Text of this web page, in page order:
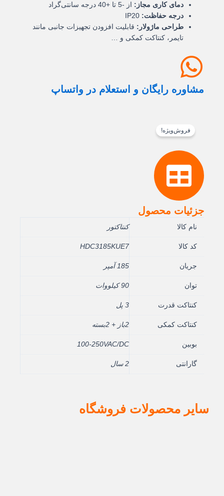
دمای کاری مجاز: از -5 تا +40 درجه سانتی‌گراد
درجه حفاظت: IP20
طراحی ماژولار: قابلیت افزودن تجهیزات جانبی مانند
تایمر، کنتاکت کمکی و …
مشاوره رایگان و استعلام در واتساپ
فروش‌ویژه!
جزئیات محصول
نام کالا کنتاکتور
کد کالا HDC3185KUE7
جریان 185 آمپر
توان 90 کیلووات
کنتاکت قدرت 3 پل
کنتاکت کمکی 2باز + 2بسته
بوبین 100-250VAC/DC
گارانتی 2 سال
سایر محصولات فروشگاه